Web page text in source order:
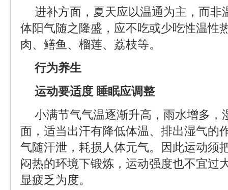
进补方面，夏天应以温通为主，而非
体阳气随之隆盛，应不吃或少吃性温性
肉、鳝鱼、榴莲、荔枝等。
行为养生
运动要适度 睡眠应调整
小满节气气温逐渐升高，雨水增多，
面，适当出汗有降低体温、排出湿气的
气随汗泄，耗损人体元气。因此运动须
闷热的环境下锻炼，运动强度也不宜过
显疲乏为度。